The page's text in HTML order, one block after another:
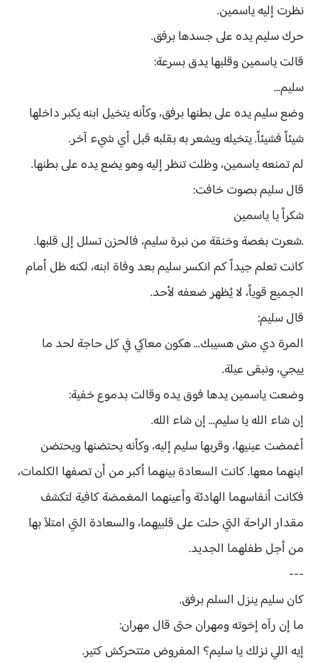
نظرت إليه ياسمين.
حرك سليم يده على جسدها برفق.
قالت ياسمين وقلبها يدق بسرعة:
سليم...
وضع سليم يده على بطنها برفق، وكأنه يتخيل ابنه يكبر داخلها
شيئاً فشيئاً. يتخيله ويشعر به بقلبه قبل أي شيء آخر.
لم تمنعه ياسمين، وظلت تنظر إليه وهو يضع يده على بطنها.
قال سليم بصوت خافت:
شكراً يا ياسمين
.شعرت بغصة وخنقة من نبرة سليم، فالحزن تسلل إلى قلبها.
كانت تعلم جيداً كم انكسر سليم بعد وفاة ابنه، لكنه ظل أمام
الجميع قوياً، لا يُظهر ضعفه لأحد.
قال سليم:
المرة دي مش هسيبك... هكون معاكي في كل حاجة لحد ما
ييجي، ونبقى عيلة.
وضعت ياسمين يدها فوق يده وقالت بدموع خفية:
إن شاء الله يا سليم... إن شاء الله.
أغمضت عينيها، وقربها سليم إليه، وكأنه يحتضنها ويحتضن
ابنهما معها. كانت السعادة بينهما أكبر من أن تصفها الكلمات،
فكانت أنفاسهما الهادئة وأعينهما المغمضة كافية لتكشف
مقدار الراحة التي حلت على قلبيهما، والسعادة التي امتلآ بها
من أجل طفلهما الجديد.
---
كان سليم ينزل السلم برفق.
ما إن رآه إخوته ومهران حتى قال مهران:
إيه اللي نزلك يا سليم؟ المفروض متتحركش كتير.